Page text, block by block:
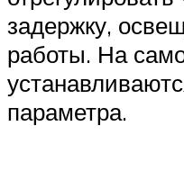
задержку,
работы. На
параметра.